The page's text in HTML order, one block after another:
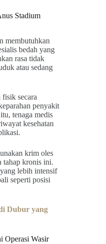
Stadium
membutuhkan
bedah yang
rasa tidak
atau sedang
secara
penyakit
tenaga medis
kesehatan
krim oles
tahap kronis ini.
lebih intensif
seperti posisi
Dubur yang
Operasi Wasir